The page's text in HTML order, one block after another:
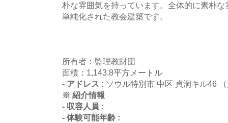
朴な雰囲気を持っています。全体的に素朴
単純化された教会建築です。
所有者：監理教財団
面積：1,143.8平方メートル
- アドレス : ソウル特別市 中区 貞洞キル46
※ 紹介情報
- 収容人員 :
- 体験可能年齢 :